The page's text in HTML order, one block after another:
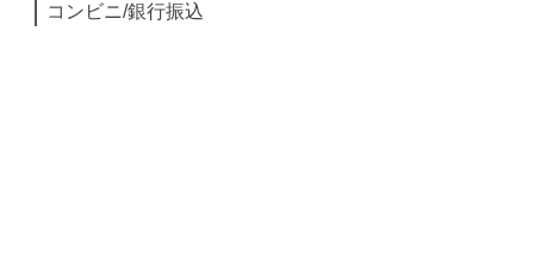
コンビニ/銀行振込